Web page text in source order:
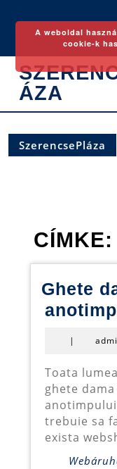
content
ÁZA
SzerencsePláza
CÍMKE:
Ghete
anotimp
|
Toata lumea stie, ca nu putem folosi
ghete
trebuie sa
exista
A weboldal
cookie-k